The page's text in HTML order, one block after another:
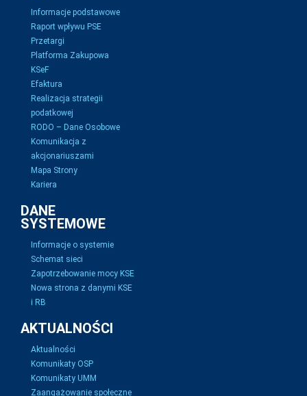
Informacje podstawowe
Raport wpływu PSE
Przetargi
Platforma Zakupowa
KSeF
Efaktura
Realizacja strategii
podatkowej
RODO – Dane Osobowe
Komunikacja z
akcjonariuszami
Mapa Strony
Kariera
DANE
SYSTEMOWE
Informacje o systemie
Schemat sieci
Zapotrzebowanie mocy KSE
Nowa strona z danymi KSE
i RB
AKTUALNOŚCI
Aktualności
Komunikaty OSP
Komunikaty UMM
Zaangażowanie społeczne